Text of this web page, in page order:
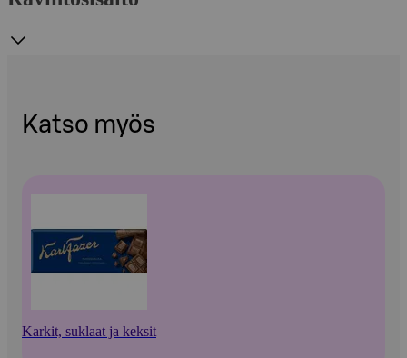
Katso myös
Karkit, suklaat ja keksit